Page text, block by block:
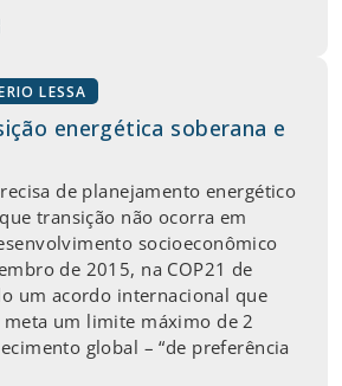
LESSA
energética soberana e
de planejamento energético
transição não ocorra em
socioeconômico
de 2015, na COP21 de
um acordo internacional que
meta um limite máximo de 2
global – “de preferência